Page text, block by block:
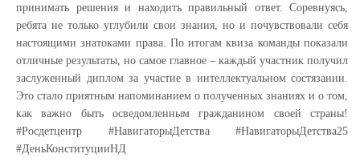
принимать решения и находить правильный ответ. Соревнуясь,
ребята не только углубили свои знания, но и почувствовали себя
настоящими знатоками права. По итогам квиза команды показали
отличные результаты, но самое главное – каждый участник получил
заслуженный диплом за участие в интеллектуальном состязании.
Это стало приятным напоминанием о полученных знаниях и о том,
как важно быть осведомленным гражданином своей страны!
#Росдетцентр #НавигаторыДетства #НавигаторыДетства25
#ДеньКонституцииНД